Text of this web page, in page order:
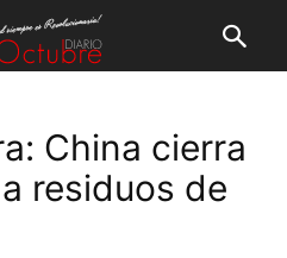
China cierra
residuos de